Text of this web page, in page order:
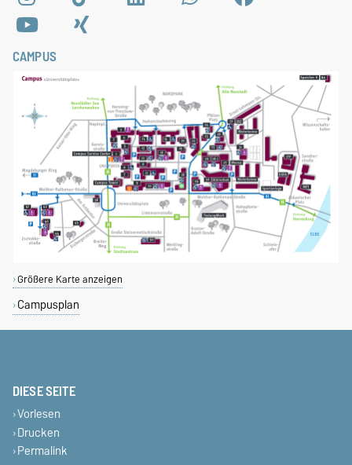
CAMPUS
Größere Karte anzeigen
Campusplan
DIESE SEITE
Vorlesen
Drucken
Permalink